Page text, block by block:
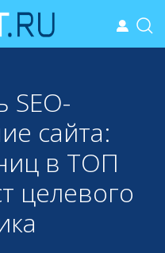
SEO-
сайта:
в ТОП
целевого